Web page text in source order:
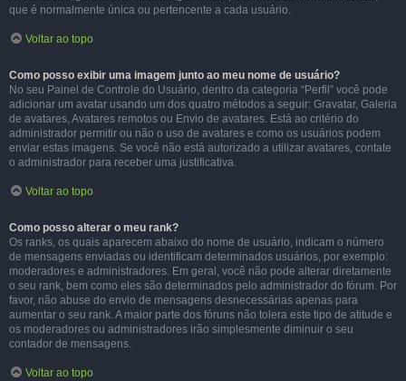
que é normalmente única ou pertencente a cada usuário.
Voltar ao topo
Como posso exibir uma imagem junto ao meu nome de usuário?
No seu Painel de Controle do Usuário, dentro da categoria “Perfil” você pode
adicionar um avatar usando um dos quatro métodos a seguir: Gravatar, Galeria
de avatares, Avatares remotos ou Envio de avatares. Está ao critério do
administrador permitir ou não o uso de avatares e como os usuários podem
enviar estas imagens. Se você não está autorizado a utilizar avatares, contate
o administrador para receber uma justificativa.
Voltar ao topo
Como posso alterar o meu rank?
Os ranks, os quais aparecem abaixo do nome de usuário, indicam o número
de mensagens enviadas ou identificam determinados usuários, por exemplo:
moderadores e administradores. Em geral, você não pode alterar diretamente
o seu rank, bem como eles são determinados pelo administrador do fórum. Por
favor, não abuse do envio de mensagens desnecessárias apenas para
aumentar o seu rank. A maior parte dos fóruns não tolera este tipo de atitude e
os moderadores ou administradores irão simplesmente diminuir o seu
contador de mensagens.
Voltar ao topo